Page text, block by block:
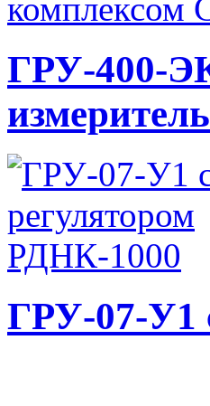
ГРУ-400-
ГРУ-07-У1